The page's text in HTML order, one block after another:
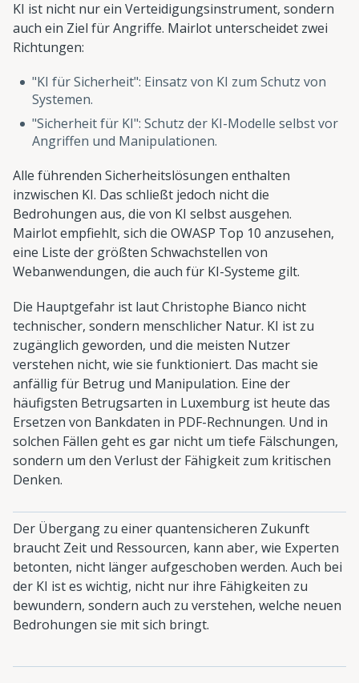
KI ist nicht nur ein Verteidigungsinstrument, sondern
auch ein Ziel für Angriffe. Mairlot unterscheidet zwei
Richtungen:
"KI für Sicherheit": Einsatz von KI zum Schutz von
Systemen.
"Sicherheit für KI": Schutz der KI-Modelle selbst vor
Angriffen und Manipulationen.
Alle führenden Sicherheitslösungen enthalten
inzwischen KI. Das schließt jedoch nicht die
Bedrohungen aus, die von KI selbst ausgehen.
Mairlot empfiehlt, sich die OWASP Top 10 anzusehen,
eine Liste der größten Schwachstellen von
Webanwendungen, die auch für KI-Systeme gilt.
Die Hauptgefahr ist laut Christophe Bianco nicht
technischer, sondern menschlicher Natur. KI ist zu
zugänglich geworden, und die meisten Nutzer
verstehen nicht, wie sie funktioniert. Das macht sie
anfällig für Betrug und Manipulation. Eine der
häufigsten Betrugsarten in Luxemburg ist heute das
Ersetzen von Bankdaten in PDF-Rechnungen. Und in
solchen Fällen geht es gar nicht um tiefe Fälschungen,
sondern um den Verlust der Fähigkeit zum kritischen
Denken.
Der Übergang zu einer quantensicheren Zukunft
braucht Zeit und Ressourcen, kann aber, wie Experten
betonten, nicht länger aufgeschoben werden. Auch bei
der KI ist es wichtig, nicht nur ihre Fähigkeiten zu
bewundern, sondern auch zu verstehen, welche neuen
Bedrohungen sie mit sich bringt.